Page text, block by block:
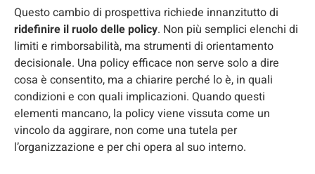
Questo cambio di prospettiva richiede innanzitutto di
ridefinire il ruolo delle policy. Non più semplici elenchi di
limiti e rimborsabilità, ma strumenti di orientamento
decisionale. Una policy efficace non serve solo a dire
cosa è consentito, ma a chiarire perché lo è, in quali
condizioni e con quali implicazioni. Quando questi
elementi mancano, la policy viene vissuta come un
vincolo da aggirare, non come una tutela per
l’organizzazione e per chi opera al suo interno.